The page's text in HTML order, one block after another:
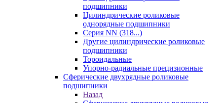
подшипники
Цилиндрические роликовые
однорядные подшипники
Серия NN (318...)
Другие цилиндрические роликовые
подшипники
Тороидальные
Упорно-радиальные прецизионные
Сферические двухрядные роликовые
подшипники
Назад